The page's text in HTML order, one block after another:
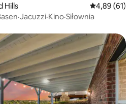
Hills Średnia
4,89 (61)
Wybór gości